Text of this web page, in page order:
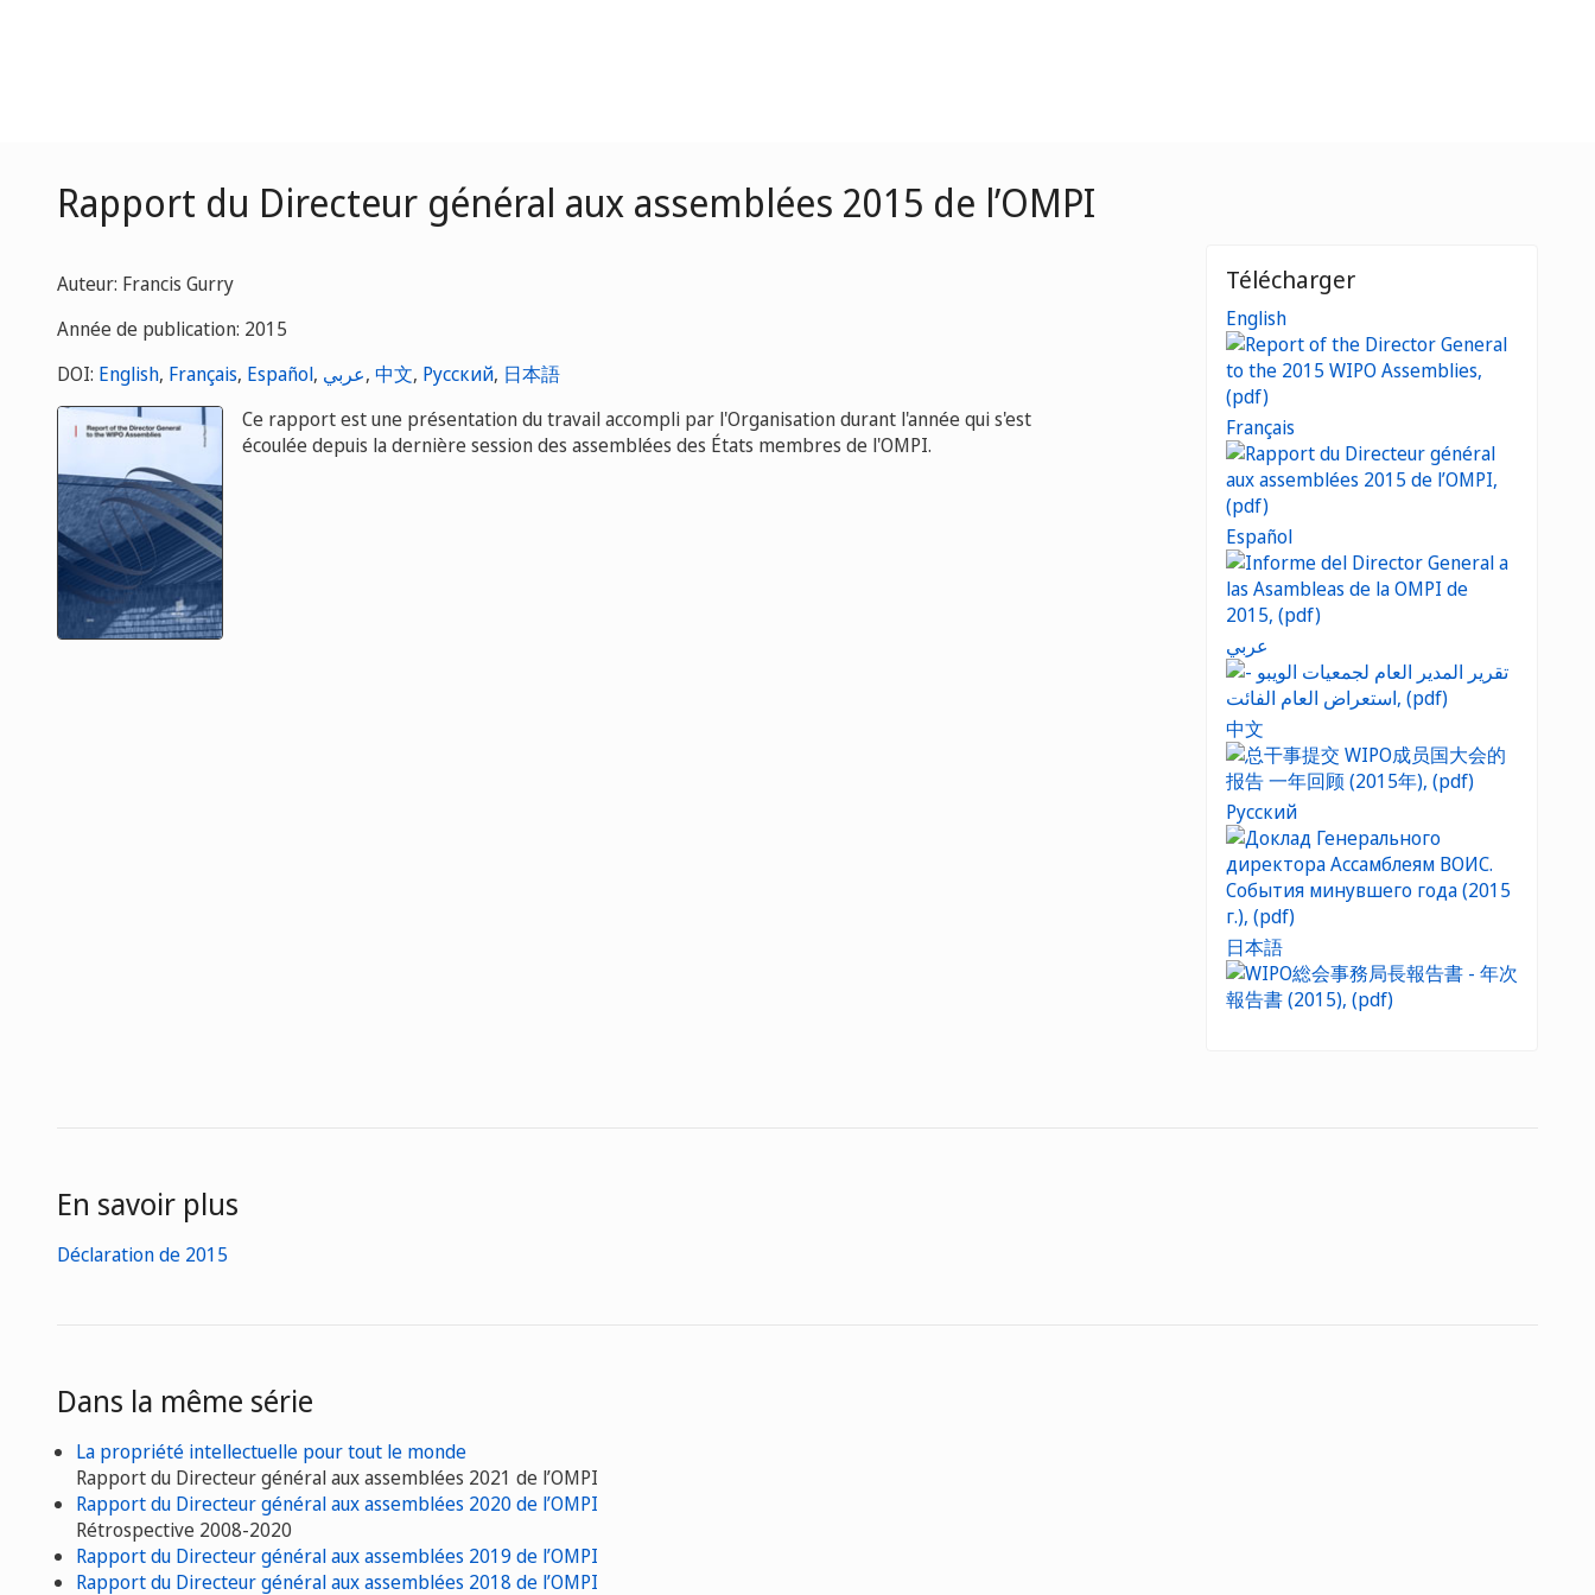
Rapport du Directeur général aux assemblées 2015 de l’OMPI
Auteur: Francis Gurry
Année de publication: 2015
DOI: English, Français, Español, عربي, 中文, Русский, 日本語
Ce rapport est une présentation du travail accompli par l'Organisation durant l'année qui s'est
écoulée depuis la dernière session des assemblées des États membres de l'OMPI.
Télécharger
English
Français
Español
عربي
中文
Русский
日本語
En savoir plus
Déclaration de 2015
Dans la même série
La propriété intellectuelle pour tout le monde
Rapport du Directeur général aux assemblées 2021 de l’OMPI
Rapport du Directeur général aux assemblées 2020 de l’OMPI
Rétrospective 2008-2020
Rapport du Directeur général aux assemblées 2019 de l’OMPI
Rapport du Directeur général aux assemblées 2018 de l’OMPI